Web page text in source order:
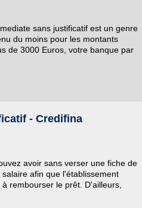
sans justificatif est un genre
du moins pour les montants
de 3000 Euros, votre banque par
- Credifina
avoir sans verser une fiche de
afin que l'établissement
rembourser le prêt. D'ailleurs,